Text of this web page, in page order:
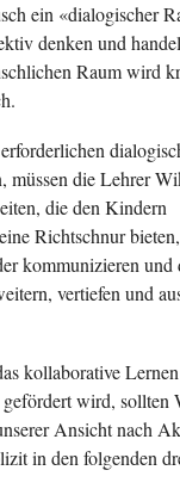
ein «dialogischer
denken und
Raum wird
müssen die Lehrer
die den Kindern
Richtschnur
kommunizieren und
vertiefen und
kollaborative Lernen
gefördert wird, sollten
Ansicht nach
in den folgenden